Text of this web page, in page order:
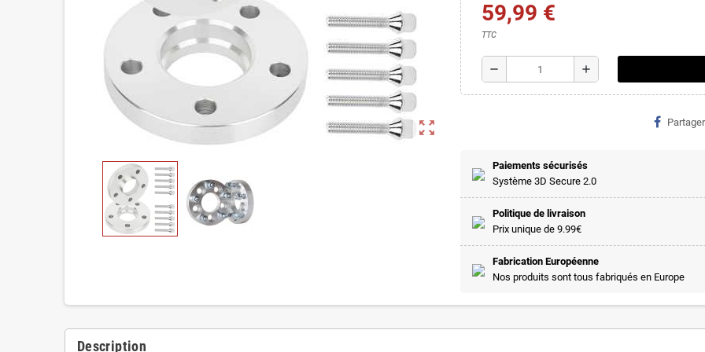
zoom_out_map
59,99 €
TTC
remove add
Partager
Paiements sécurisés
Système 3D Secure 2.0
Politique de livraison
Prix unique de 9.99€
Fabrication Européenne
Nos produits sont tous fabriqués en Europe
Description